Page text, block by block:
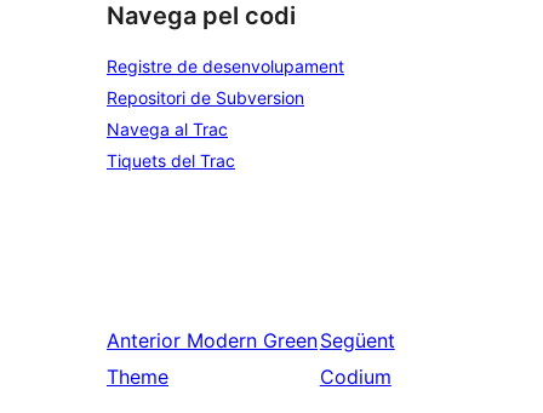
Navega pel codi
Registre de desenvolupament
Repositori de Subversion
Navega al Trac
Tiquets del Trac
Anterior Modern Green
Theme
Següent
Codium